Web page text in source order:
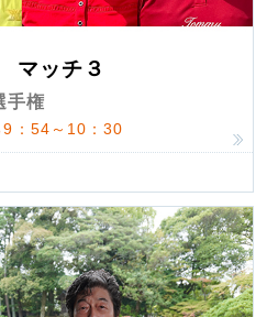
ッチ３
手権
：54～10：30